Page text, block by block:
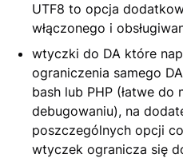
UTF8 to opcja
włączonego i
wtyczki do DA które
ograniczenia samego
bash lub PHP (łatwe
debugowaniu), na
poszczególnych opcji
wtyczek ogranicza się